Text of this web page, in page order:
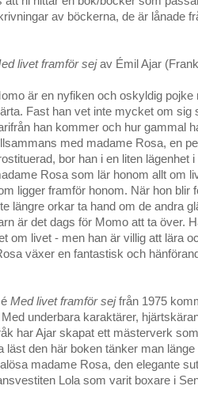
av böckerna, de är lånade
livet framför sejav Émil Ajar
är en nyfiken och oskyldig pojke
Fast han vet inte mycket om sig
han kommer och hur gammal
med madame Rosa, en
bor han i en liten lägenhet
Rosa som lär honom allt om
ligger framför honom. När hon blir
längre orkar ta hand om de andra
är det dags för Momo att ta över.
om livet - men han är villig att lära
växer en fantastisk och
Med livet framför sejfrån 1975
underbara karaktärer,
har Ajar skapat ett mästerverk
läst den här boken tänker man
madame Rosa, den elegante
Lola som varit boxare i